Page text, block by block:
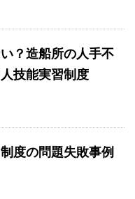
？造船所の人手不
技能実習制度
度の問題失敗事例